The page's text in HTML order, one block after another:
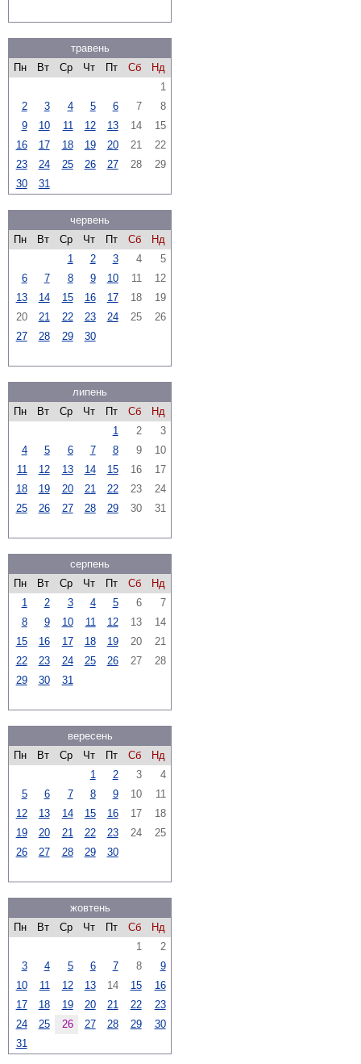
травень
Пн
Вт Ср Чт Пт Сб
Нд
1
2
3 4 5 6 7
8
9
10 11 12 13 14
15
16
17 18 19 20 21
22
23
24 25 26 27 28
29
30
31
червень
Пн
Вт Ср Чт Пт Сб
Нд
1
2 3 4
5
6
7 8 9 10 11
12
13
14 15 16 17 18
19
20
21 22 23 24 25
26
27
28 29 30
липень
Пн
Вт Ср Чт Пт Сб
Нд
1
2
3
4
5 6 7 8 9
10
11
12 13 14 15 16
17
18
19 20 21 22 23
24
25
26 27 28 29 30 31
серпень
Пн
Вт Ср Чт Пт Сб
Нд
1
2 3 4 5 6
7
8
9 10 11 12 13
14
15
16 17 18 19 20
21
22
23 24 25 26 27
28
29
30 31
вересень
Пн
Вт Ср Чт Пт Сб
Нд
1
2 3
4
5
6 7 8 9 10
11
12
13 14 15 16 17
18
19
20 21 22 23 24
25
26
27 28 29 30
жовтень
Пн
Вт Ср Чт Пт Сб
Нд
1
2
3
4 5 6 7 8
9
10
11 12 13 14 15
16
17
18 19 20 21 22
23
24
25 26 27 28 29
30
31